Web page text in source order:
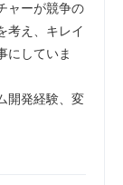
ャーが競争の
考え、キレイ
にしていま
開発経験、変